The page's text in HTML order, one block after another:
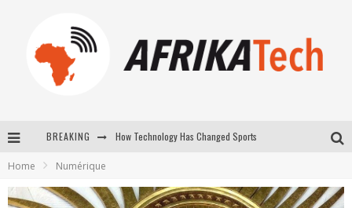
BREAKING
La Révolution Silencieuse : Quand Les Entrepreneurs Africains Décident de ne Plus se Taire
Home Numérique